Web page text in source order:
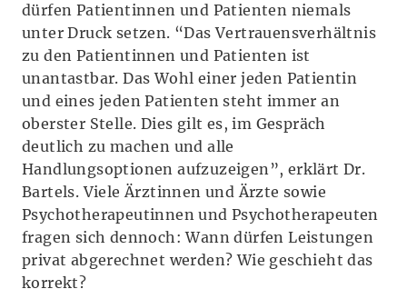
dürfen Patientinnen und Patienten niemals
unter Druck setzen. “Das Vertrauensverhältnis
zu den Patientinnen und Patienten ist
unantastbar. Das Wohl einer jeden Patientin
und eines jeden Patienten steht immer an
oberster Stelle. Dies gilt es, im Gespräch
deutlich zu machen und alle
Handlungsoptionen aufzuzeigen”, erklärt Dr.
Bartels. Viele Ärztinnen und Ärzte sowie
Psychotherapeutinnen und Psychotherapeuten
fragen sich dennoch: Wann dürfen Leistungen
privat abgerechnet werden? Wie geschieht das
korrekt?